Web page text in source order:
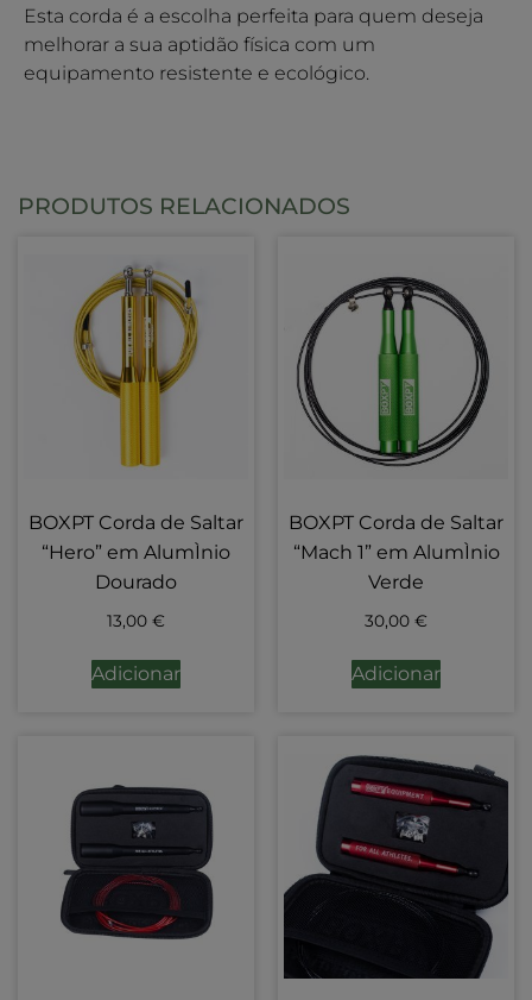
Esta corda é a escolha perfeita para quem deseja
melhorar a sua aptidão física com um
equipamento resistente e ecológico.
PRODUTOS RELACIONADOS
BOXPT Corda de Saltar
“Hero” em AlumÌnio
Dourado
13,00 €
Adicionar
BOXPT Corda de Saltar
“Mach 1” em AlumÌnio
Verde
30,00 €
Adicionar